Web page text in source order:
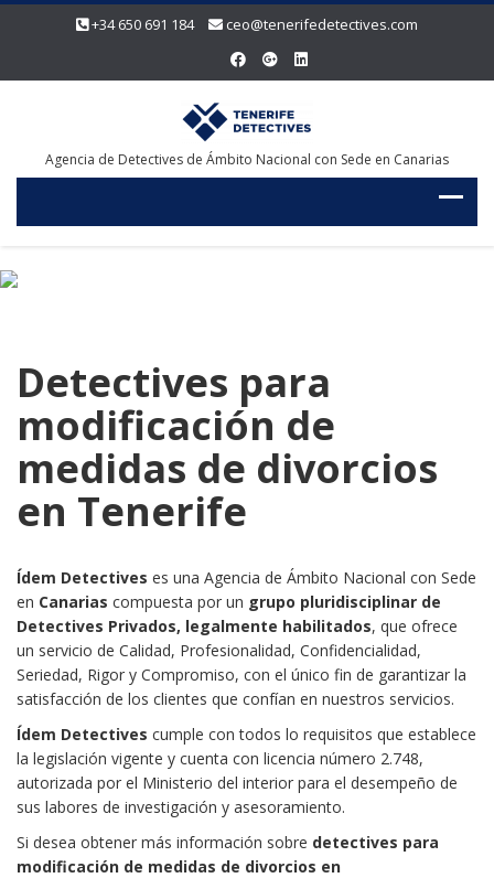
+34 650 691 184 ceo@tenerifedetectives.com
Agencia de Detectives de Ámbito Nacional con Sede en Canarias
Detectives para
modificación de
medidas de divorcios
en Tenerife
Ídem Detectives es una Agencia de Ámbito Nacional con Sede
en Canarias compuesta por un grupo pluridisciplinar de
Detectives Privados, legalmente habilitados, que ofrece
un servicio de Calidad, Profesionalidad, Confidencialidad,
Seriedad, Rigor y Compromiso, con el único fin de garantizar la
satisfacción de los clientes que confían en nuestros servicios.
Ídem Detectives cumple con todos lo requisitos que establece
la legislación vigente y cuenta con licencia número 2.748,
autorizada por el Ministerio del interior para el desempeño de
sus labores de investigación y asesoramiento.
Si desea obtener más información sobre detectives para
modificación de medidas de divorcios en